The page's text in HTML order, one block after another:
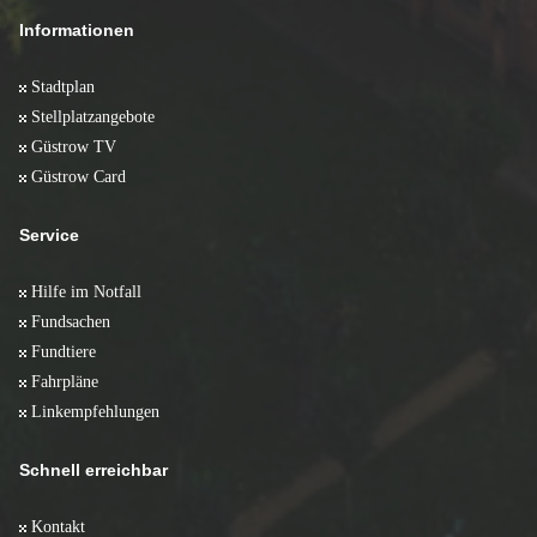
Informationen
Stadtplan
Stellplatzangebote
Güstrow TV
Güstrow Card
Service
Hilfe im Notfall
Fundsachen
Fundtiere
Fahrpläne
Linkempfehlungen
Schnell erreichbar
Kontakt